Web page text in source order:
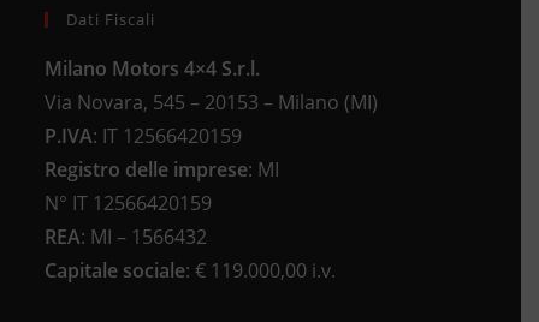
Dati Fiscali
Milano Motors 4×4 S.r.l.
Via Novara, 545 – 20153 – Milano (MI)
P.IVA: IT 12566420159
Registro delle imprese: MI
N° IT 12566420159
REA: MI – 1566432
Capitale sociale: € 119.000,00 i.v.